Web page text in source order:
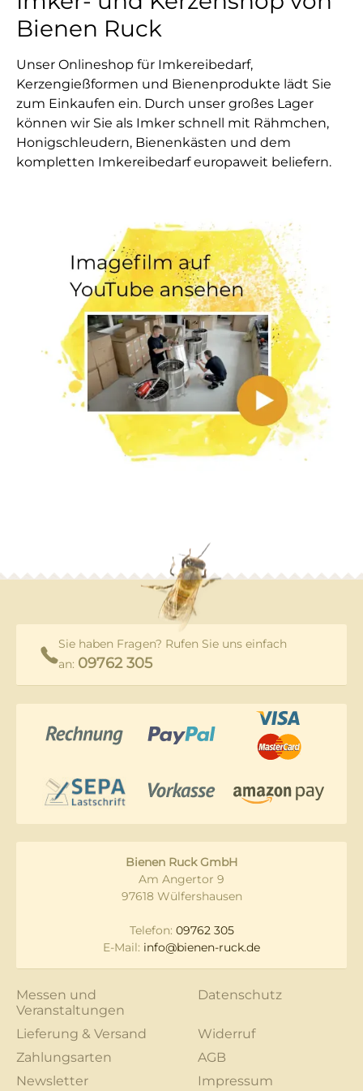
Bienen Ruck
Unser Onlineshop für Imkereibedarf,
Kerzengießformen und Bienenprodukte lädt Sie
zum Einkaufen ein. Durch unser großes Lager
können wir Sie als Imker schnell mit Rähmchen,
Honigschleudern, Bienenkästen und dem
kompletten Imkereibedarf europaweit beliefern.
Sie haben Fragen? Rufen Sie uns einfach
an: 09762 305
Bienen Ruck GmbH
Am Angertor 9
97618 Wülfershausen
Telefon: 09762 305
E-Mail: info@bienen-ruck.de
Messen und
Veranstaltungen
Datenschutz
Lieferung & Versand
Widerruf
Zahlungsarten
AGB
Newsletter
Impressum